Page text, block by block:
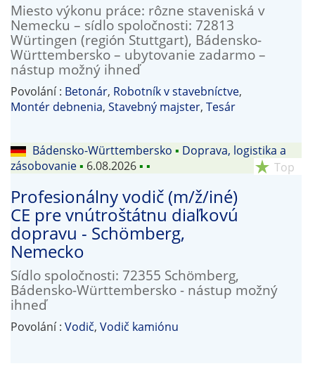
Miesto výkonu práce: rôzne staveniská v
Nemecku – sídlo spoločnosti: 72813
Würtingen (región Stuttgart), Bádensko-
Württembersko – ubytovanie zadarmo –
nástup možný ihneď
Povolání : Betonár, Robotník v stavebníctve,
Montér debnenia, Stavebný majster, Tesár
Bádensko-Württembersko ▪ Doprava, logistika a
zásobovanie▪ 6.08.2026▪ ▪ star_rate Top
Profesionálny vodič (m/ž/iné)
CE pre vnútroštátnu diaľkovú
dopravu - Schömberg,
Nemecko
Sídlo spoločnosti: 72355 Schömberg,
Bádensko-Württembersko - nástup možný
ihneď
Povolání : Vodič, Vodič kamiónu